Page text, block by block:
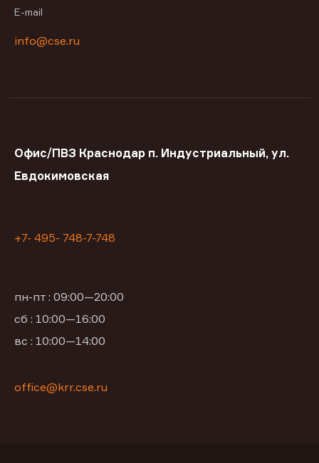
E-mail
info@cse.ru
Офис/ПВЗ Краснодар п. Индустриальный, ул.
Евдокимовская
+7- 495- 748-7-748
пн-пт : 09:00—20:00
сб : 10:00—16:00
вс : 10:00—14:00
office@krr.cse.ru